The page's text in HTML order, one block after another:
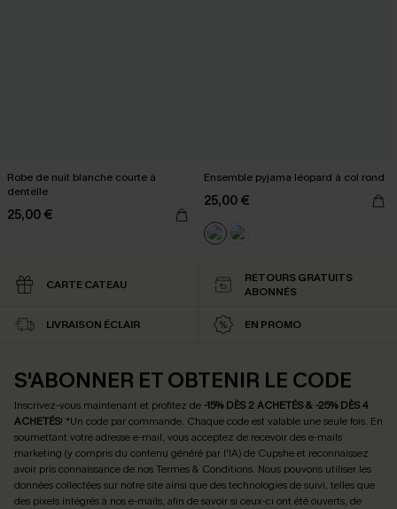
Robe de nuit blanche courte à
dentelle
25,00 €
Ensemble pyjama léopard à col rond
25,00 €
CARTE CATEAU
RETOURS GRATUITS
ABONNÉS
LIVRAISON ÉCLAIR EN PROMO
S'ABONNER ET OBTENIR LE CODE
Inscrivez-vous maintenant et profitez de -15% DÈS 2 ACHETÉS & -25% DÈS 4
ACHETÉS! *Un code par commande. Chaque code est valable une seule fois. En
soumettant votre adresse e-mail, vous acceptez de recevoir des e-mails
marketing (y compris du contenu généré par l'IA) de Cupshe et reconnaissez
avoir pris connaissance de nosTermes & Conditions. Nous pouvons utiliser les
données collectées sur notre site ainsi que des technologies de suivi, telles que
des pixels intégrés à nos e-mails, afin de savoir si ceux-ci ont été ouverts, de